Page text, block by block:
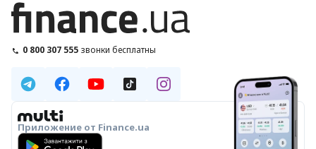
0 800 307 555 звонки бесплатны
Приложение от Finance.ua